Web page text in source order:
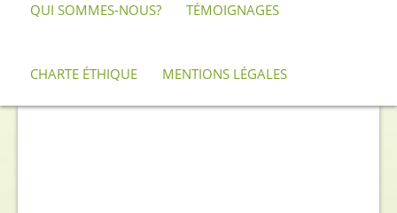
QUI SOMMES-NOUS? TÉMOIGNAGES
CHARTE ÉTHIQUE MENTIONS LÉGALES